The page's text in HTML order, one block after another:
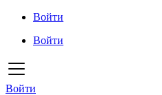
Войти
Войти
Войти